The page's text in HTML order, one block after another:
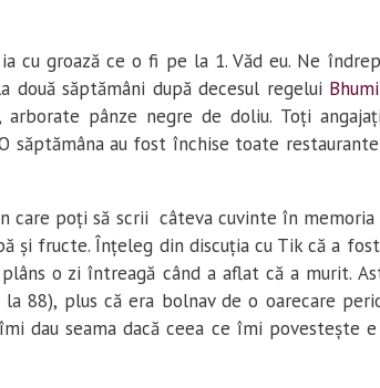
cu groază ce o fi pe la 1. Văd eu. Ne
două săptămâni după decesul regelui
arborate pânze negre de doliu. Toți
săptămâna au fost închise toate
care poți să scrii câteva cuvinte în memoria
și fructe. Înțeleg din discuția cu Tik că a
o zi întreagă când a aflat că a murit.
88), plus că era bolnav de o oarecare
dau seama dacă ceea ce îmi povestește